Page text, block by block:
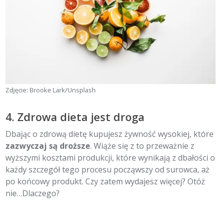
Zdjęcie: Brooke Lark/Unsplash
4. Zdrowa dieta jest droga
Dbając o zdrową dietę kupujesz żywność wysokiej, które
zazwyczaj są droższe. Wiąże się z to przeważnie z
wyższymi kosztami produkcji, które wynikają z dbałości o
każdy szczegół tego procesu począwszy od surowca, aż
po końcowy produkt. Czy zatem wydajesz więcej? Otóż
nie…Dlaczego?